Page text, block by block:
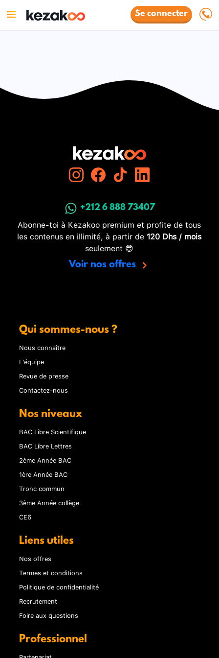
Se connecter
+212 6 888 73407
Abonne-toi à Kezakoo premium et profite de tous
les contenus en illimité, à partir de 120 Dhs / mois
seulement 😎
Voir nos offres
Qui sommes-nous ?
Nous connaître
L'équipe
Revue de presse
Contactez-nous
Nos niveaux
BAC Libre Scientifique
BAC Libre Lettres
2ème Année BAC
1ère Année BAC
Tronc commun
3ème Année collège
CE6
Liens utiles
Nos offres
Termes et conditions
Politique de confidentialité
Recrutement
Foire aux questions
Professionnel